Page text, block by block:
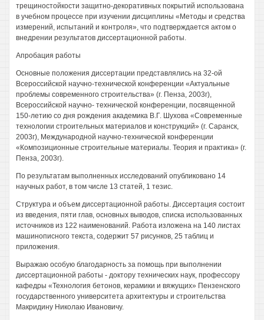
трещиностойкости защитно-декоративных покрытий использована
в учебном процессе при изучении дисциплины «Методы и средства
измерений, испытаний и контроля», что подтверждается актом о
внедрении результатов диссертационной работы.
Апробация работы
Основные положения диссертации представлялись на 32-ой
Всероссийской научно-технической конференции «Актуальные
проблемы современного строительства» (г. Пенза, 2003г),
Всероссийской научно- технической конференции, посвященной
150-летию со дня рождения академика В.Г. Шухова «Современные
технологии строительных материалов и конструкций» (г. Саранск,
2003г), Международной научно-технической конференции
«Композиционные строительные материалы. Теория и практика» (г.
Пенза, 2003г).
По результатам выполненных исследований опубликовано 14
научных работ, в том числе 13 статей, 1 тезис.
Структура и объем диссертационной работы. Диссертация состоит
из введения, пяти глав, основных выводов, списка использованных
источников из 122 наименований. Работа изложена на 140 листах
машинописного текста, содержит 57 рисунков, 25 таблиц и
приложения.
Выражаю особую благодарность за помощь при выполнении
диссертационной работы - доктору технических наук, профессору
кафедры «Технология бетонов, керамики и вяжущих» Пензенского
государственного университета архитектуры и строительства
Макридину Николаю Ивановичу.